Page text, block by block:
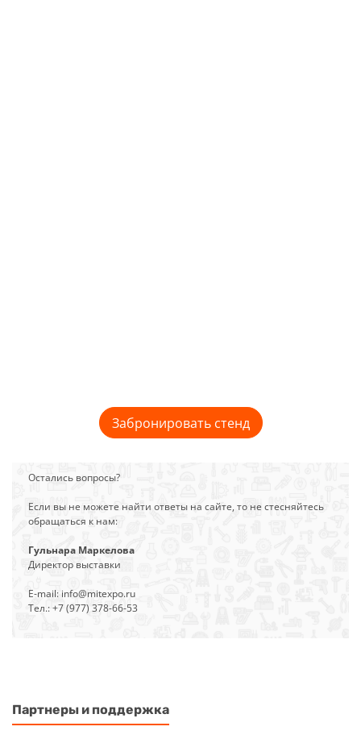
Забронировать стенд
Остались вопросы?
Если вы не можете найти ответы на сайте, то не стесняйтесь
обращаться к нам:
Гульнара Маркелова
Директор выставки
E-mail: info@mitexpo.ru
Тел.: +7 (977) 378-66-53
Партнеры и поддержка